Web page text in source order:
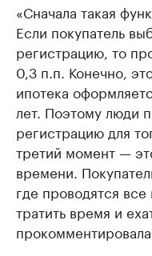
«Сначала такая
Если покупатель
регистрацию, то
0,3 п.п. Конечно,
ипотека
лет. Поэтому люди
регистрацию для
третий момент —
времени.
где проводятся
тратить время и